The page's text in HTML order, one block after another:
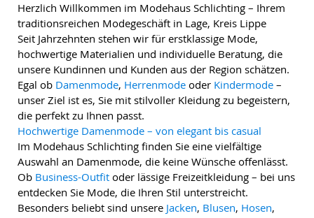
Herzlich Willkommen im Modehaus Schlichting – Ihrem
traditionsreichen Modegeschäft in Lage, Kreis Lippe
Seit Jahrzehnten stehen wir für erstklassige Mode,
hochwertige Materialien und individuelle Beratung, die
unsere Kundinnen und Kunden aus der Region schätzen.
Egal ob Damenmode, Herrenmode oder Kindermode –
unser Ziel ist es, Sie mit stilvoller Kleidung zu begeistern,
die perfekt zu Ihnen passt.
Hochwertige Damenmode – von elegant bis casual
Im Modehaus Schlichting finden Sie eine vielfältige
Auswahl an Damenmode, die keine Wünsche offenlässt.
Ob Business-Outfit oder lässige Freizeitkleidung – bei uns
entdecken Sie Mode, die Ihren Stil unterstreicht.
Besonders beliebt sind unsere Jacken, Blusen, Hosen,